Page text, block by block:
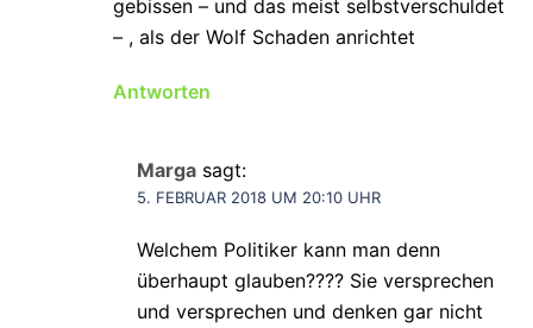
gebissen – und das meist selbstverschuldet
– , als der Wolf Schaden anrichtet
Antworten
Marga sagt:
5. FEBRUAR 2018 UM 20:10 UHR
Welchem Politiker kann man denn
überhaupt glauben???? Sie versprechen
und versprechen und denken gar nicht